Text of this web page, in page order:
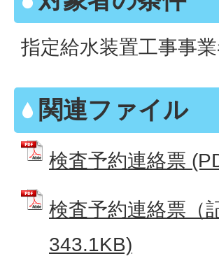
指定給水装置工事事
関連ファイル
検査予約連絡票
検査予約連絡票（
343.1KB)